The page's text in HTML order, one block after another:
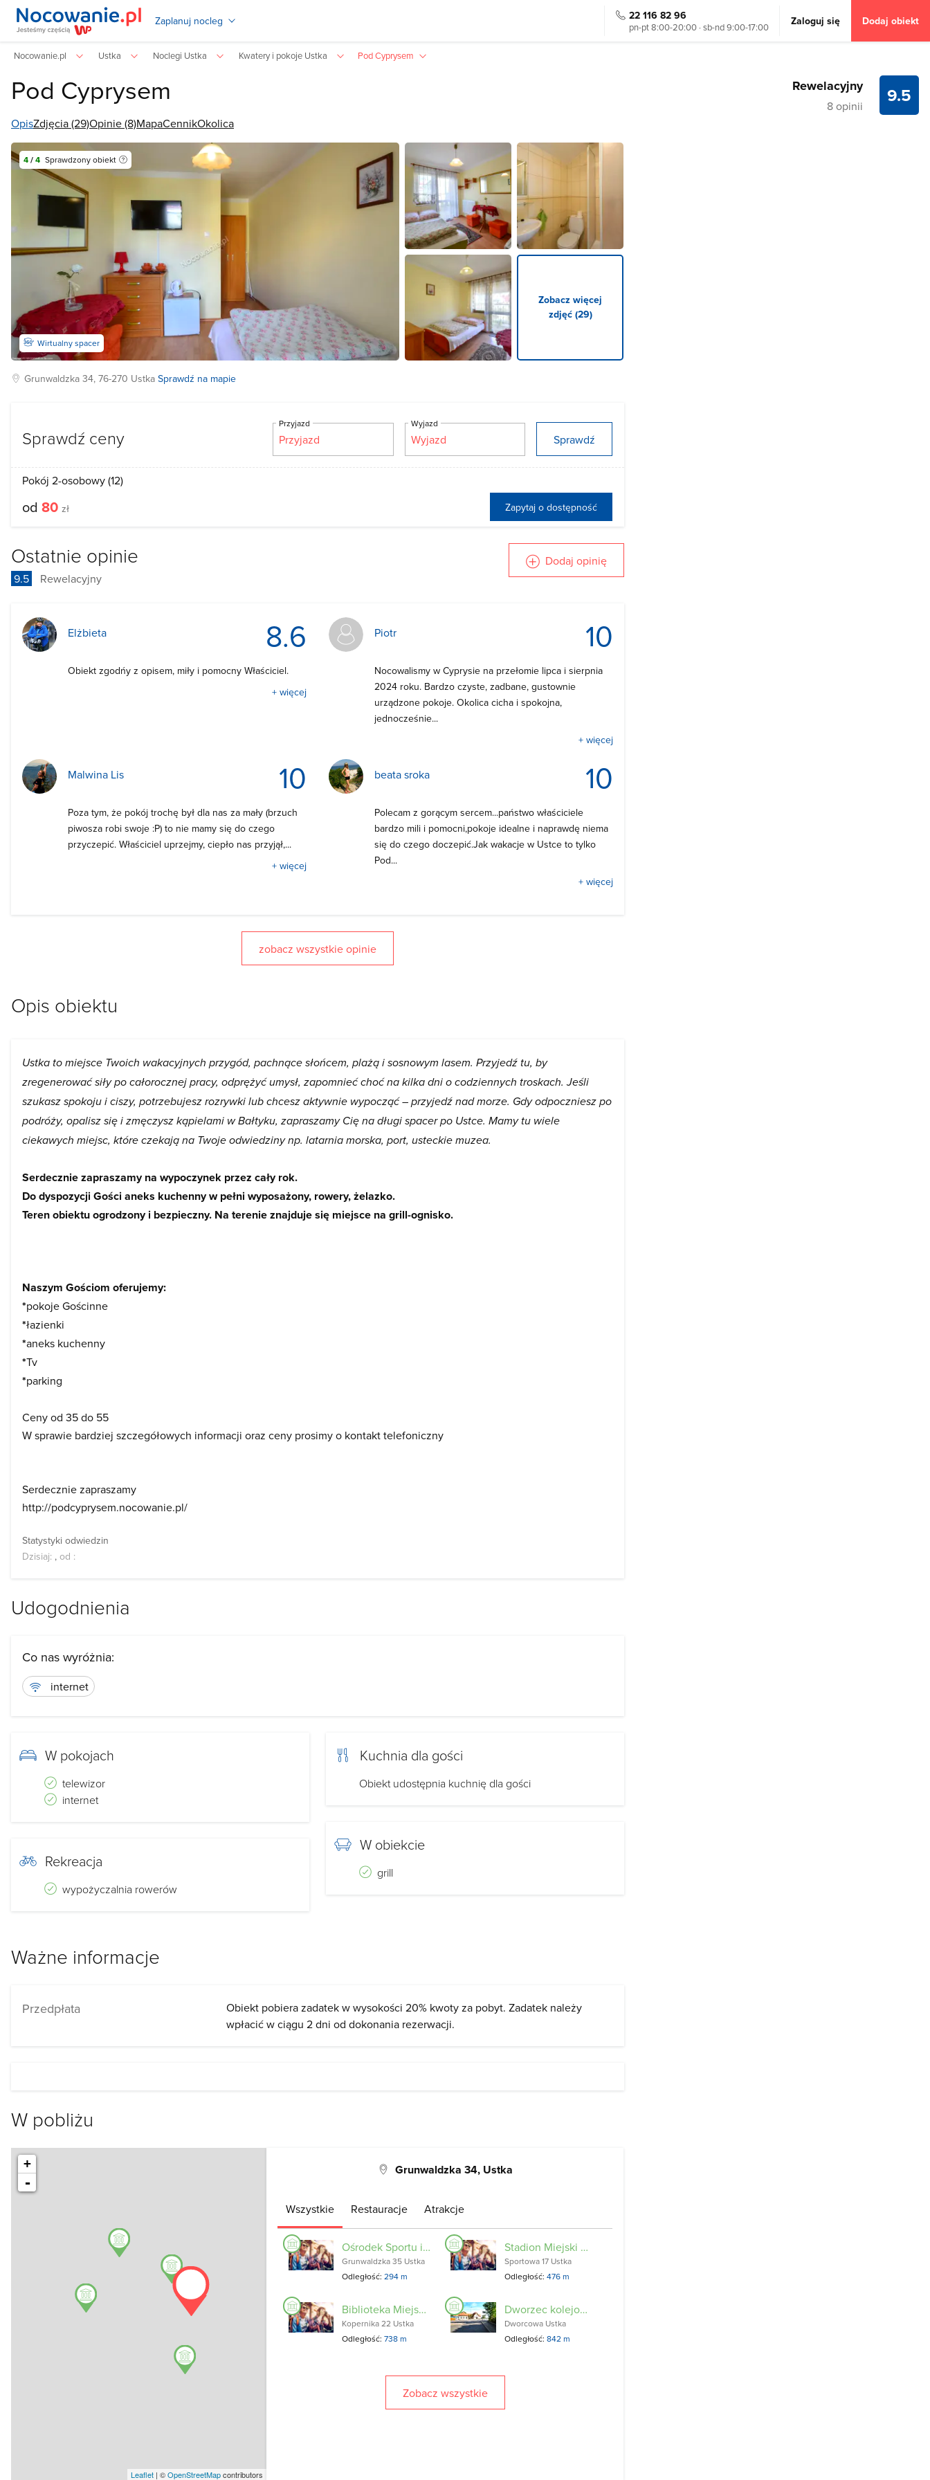
Zaplanuj nocleg 22 116 82 96
pn-pt 8:00-20:00 · sb-nd 9:00-17:00 Zaloguj się Dodaj obiekt
Nocowanie.pl Ustka Noclegi Ustka Kwatery i pokoje Ustka Pod Cyprysem
Pod Cyprysem 9.5
Rewelacyjny
8 opinii
OpisZdjęcia (29)Opinie (8)MapaCennikOkolica
Zobacz więcej
zdjęć (29)
Wirtualny spacer
4/4 Sprawdzony obiekt
Grunwaldzka34, 76-270 Ustka Sprawdź na mapie
Sprawdź ceny
Przyjazd Wyjazd
Sprawdź
Pokój 2-osobowy (12)
od 80 zł Zapytaj o dostępność
Ostatnie opinie
9.5 Rewelacyjny
Dodaj opinię
8.6
Elżbieta
Obiekt zgodńy z opisem, miły i pomocny Właściciel.
+ więcej
10
Piotr
Nocowalismy w Cyprysie na przełomie lipca i sierpnia
2024 roku. Bardzo czyste, zadbane, gustownie
urządzone pokoje. Okolica cicha i spokojna,
jednocześnie...
+ więcej
10
Malwina Lis
Poza tym, że pokój trochę był dla nas za mały (brzuch
piwosza robi swoje :P) to nie mamy się do czego
przyczepić. Właściciel uprzejmy, ciepło nas przyjął,...
+ więcej
10
beata sroka
Polecam z gorącym sercem...państwo właściciele
bardzo mili i pomocni,pokoje idealne i naprawdę niema
się do czego doczepić.Jak wakacje w Ustce to tylko
Pod...
+ więcej
zobacz wszystkie opinie
Opis obiektu
Ustka to miejsce Twoich wakacyjnych przygód, pachnące słońcem, plażą i sosnowym lasem. Przyjedź tu, by
zregenerować siły po całorocznej pracy, odprężyć umysł, zapomnieć choć na kilka dni o codziennych troskach. Jeśli
szukasz spokoju i ciszy, potrzebujesz rozrywki lub chcesz aktywnie wypocząć – przyjedź nad morze. Gdy odpoczniesz po
podróży, opalisz się i zmęczysz kąpielami w Bałtyku, zapraszamy Cię na długi spacer po Ustce. Mamy tu wiele
ciekawych miejsc, które czekają na Twoje odwiedziny np. latarnia morska, port, usteckie muzea.
Serdecznie zapraszamy na wypoczynek przez cały rok.
Do dyspozycji Gości aneks kuchenny w pełni wyposażony, rowery, żelazko.
Teren obiektu ogrodzony i bezpieczny. Na terenie znajduje się miejsce na grill-ognisko.
Naszym Gościom oferujemy:
*pokoje Gościnne
*łazienki
*aneks kuchenny
*Tv
*parking
Ceny od 35 do 55
W sprawie bardziej szczegółowych informacji oraz ceny prosimy o kontakt telefoniczny
Serdecznie zapraszamy
http://podcyprysem.nocowanie.pl/
Statystyki odwiedzin
Dzisiaj: , od :
Udogodnienia
Co nas wyróżnia:
internet
W pokojach
telewizor
internet
Rekreacja
wypożyczalnia rowerów
Kuchnia dla gości
Obiekt udostępnia kuchnię dla gości
W obiekcie
grill
Ważne informacje
Przedpłata
Obiekt pobiera zadatek w wysokości 20% kwoty za pobyt. Zadatek należy
wpłacić w ciągu 2 dni od dokonania rezerwacji.
W pobliżu
+
-
Leaflet| ©OpenStreetMapcontributors
Grunwaldzka 34, Ustka
Wszystkie Restauracje Atrakcje
Ośrodek Sportu i Rekreacji w Ustce
Grunwaldzka 35 Ustka
Odległość:294 m
Stadion Miejski w Ustce
Sportowa 17 Ustka
Odległość: 476 m
Biblioteka Miejska im. gen. Mariusza Zaruskiego
Kopernika 22 Ustka
Odległość:738 m
Dworzec kolejowy z lat 18781911
Dworcowa Ustka
Odległość: 842 m
Zobacz wszystkie